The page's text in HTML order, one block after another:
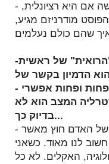
- חונכתי תמיד לשאול את עצמי ביחס לכל פעולה שאני עושה אם היא רציונלית,
מודרניזם מגיע,
-העבודה שלך נראית כמו המשך ישיר לתקופה ה"הרואית" של ראשית
הדמיון בקשר של
ופחות אפשרי -
המצב הוא לא
בדיוק כך...
- ד.ה. לורנס אמר פעם:"האדם בונה את הסביבה של האדם חוץ מאשר
לנו מאוד. כשאני
האקלים. לא כל